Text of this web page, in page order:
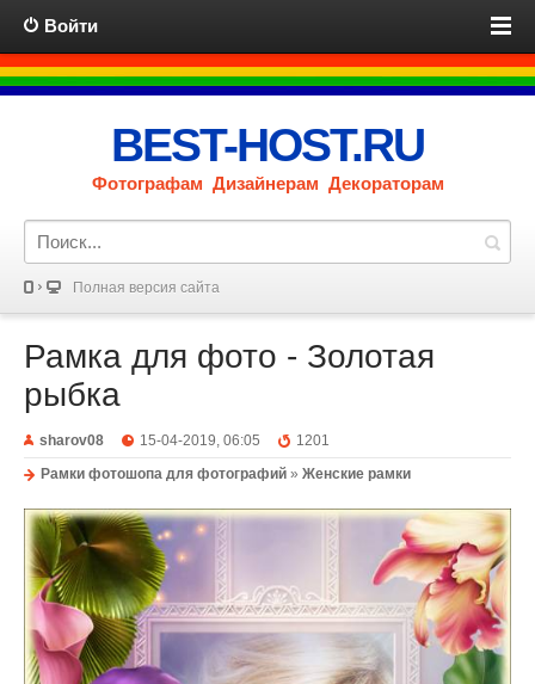
Войти
BEST-HOST.RU
Фотографам Дизайнерам Декораторам
Полная версия сайта
Рамка для фото - Золотая
рыбка
sharov08 15-04-2019, 06:05
1201
Рамки фотошопа для фотографий » Женские рамки